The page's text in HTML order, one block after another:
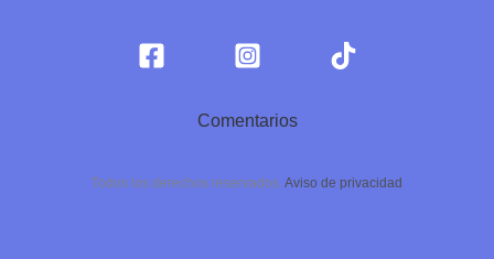
Comentarios
Todos los derechos reservados. Aviso de privacidad